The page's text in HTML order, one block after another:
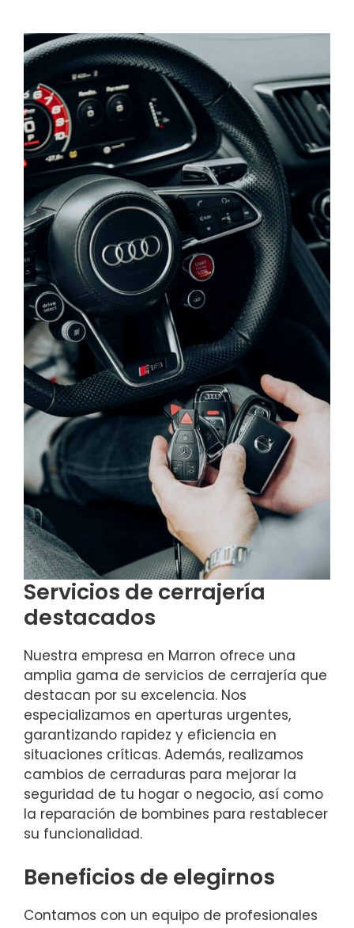
Servicios de cerrajería
destacados
Nuestra empresa en Marron ofrece una
amplia gama de servicios de cerrajería que
destacan por su excelencia. Nos
especializamos en aperturas urgentes,
garantizando rapidez y eficiencia en
situaciones críticas. Además, realizamos
cambios de cerraduras para mejorar la
seguridad de tu hogar o negocio, así como
la reparación de bombines para restablecer
su funcionalidad.
Beneficios de elegirnos
Contamos con un equipo de profesionales